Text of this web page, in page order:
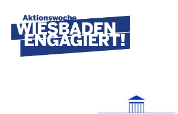
to
content